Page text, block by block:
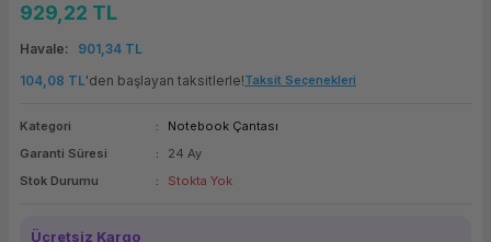
Panel PC
(Firewall)
Bileşenleri
Makinesi
Makinesi
Yedekleme
929,22 TL
Havale
901,34 TL
104,08 TL'den başlayan taksitlerle!Taksit Seçenekleri
Kategori
Notebook Çantası
Garanti Süresi
24 Ay
Stok Durumu
Stokta Yok
Ücretsiz Kargo